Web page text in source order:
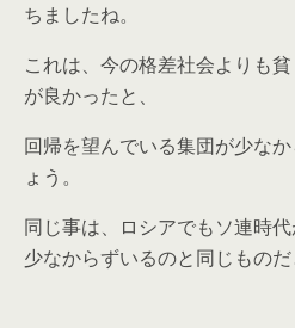
ちましたね。
これは、今の格差社会よりも
が良かったと、
回帰を望んでいる集団が少な
ょう。
同じ事は、ロシアでもソ連時
少なからずいるのと同じものだ